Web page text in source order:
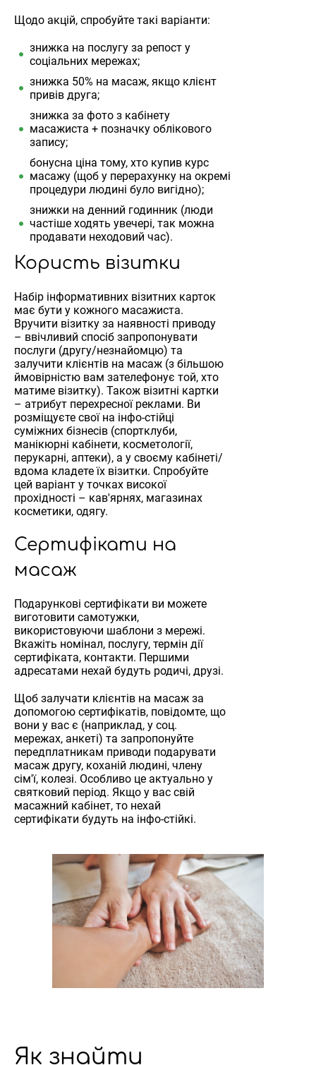
Щодо акцій, спробуйте такі варіанти:
знижка на послугу за репост у
соціальних мережах;
знижка 50% на масаж, якщо клієнт
привів друга;
знижка за фото з кабінету
масажиста + позначку облікового
запису;
бонусна ціна тому, хто купив курс
масажу (щоб у перерахунку на окремі
процедури людині було вигідно);
знижки на денний годинник (люди
частіше ходять увечері, так можна
продавати неходовий час).
Користь візитки
Набір інформативних візитних карток
має бути у кожного масажиста.
Вручити візитку за наявності приводу
– ввічливий спосіб запропонувати
послуги (другу/незнайомцю) та
залучити клієнтів на масаж (з більшою
ймовірністю вам зателефонує той, хто
матиме візитку). Також візитні картки
– атрибут перехресної реклами. Ви
розміщуєте свої на інфо-стійці
суміжних бізнесів (спортклуби,
манікюрні кабінети, косметології,
перукарні, аптеки), а у своєму кабінеті/
вдома кладете їх візитки. Спробуйте
цей варіант у точках високої
прохідності – кав'ярнях, магазинах
косметики, одягу.
Сертифікати на
масаж
Подарункові сертифікати ви можете
виготовити самотужки,
використовуючи шаблони з мережі.
Вкажіть номінал, послугу, термін дії
сертифіката, контакти. Першими
адресатами нехай будуть родичі, друзі.
Щоб залучати клієнтів на масаж за
допомогою сертифікатів, повідомте, що
вони у вас є (наприклад, у соц.
мережах, анкеті) та запропонуйте
передплатникам приводи подарувати
масаж другу, коханій людині, члену
сім'ї, колезі. Особливо це актуально у
святковий період. Якщо у вас свій
масажний кабінет, то нехай
сертифікати будуть на інфо-стійкі.
Як знайти